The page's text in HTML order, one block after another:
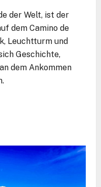
der Welt, ist der
dem Camino de
Leuchtturm und
Geschichte,
dem Ankommen